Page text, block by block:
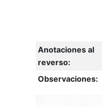
Anotaciones al
reverso:
Observaciones: